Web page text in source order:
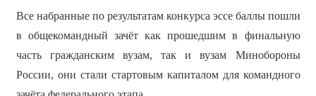
Все набранные по результатам конкурса эссе баллы пошли
в общекомандный зачёт как прошедшим в финальную
часть гражданским вузам, так и вузам Минобороны
России, они стали стартовым капиталом для командного